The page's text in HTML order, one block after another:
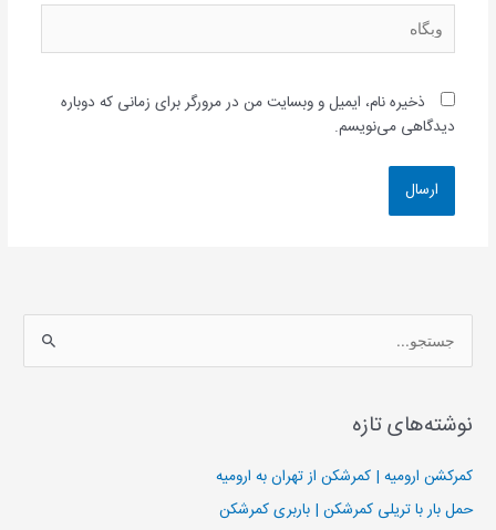
وبگاه
ذخیره نام، ایمیل و وبسایت من در مرورگر برای زمانی که دوباره
دیدگاهی می‌نویسم.
س
ج
و
نوشته‌های تازه
کمرکشن ارومیه | کمرشکن از تهران به ارومیه
حمل بار با تریلی کمرشکن | باربری کمرشکن